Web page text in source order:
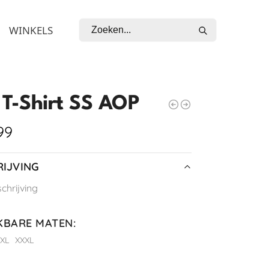
WINKELS
Shirt SS AOP
MATEN:
XXXL